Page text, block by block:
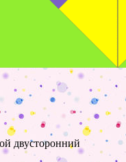
двусторонний